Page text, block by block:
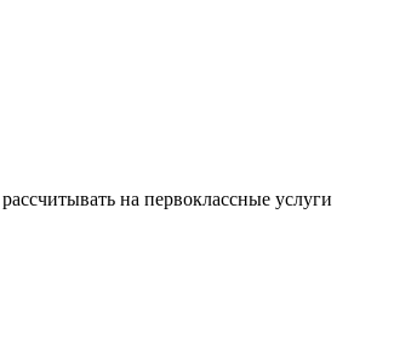
на первоклассные услуги